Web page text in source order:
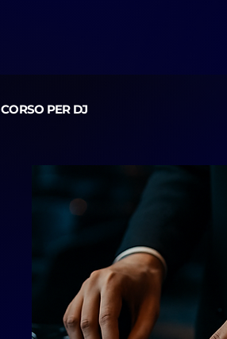
CORSO PER DJ